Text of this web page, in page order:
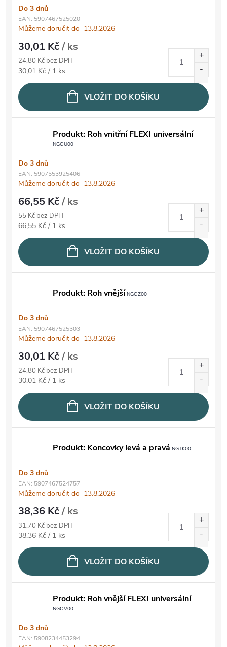
Do 3 dnů
EAN: 5907467525020
Můžeme doručit do 13.8.2026
30,01 Kč/ ks
24,80 Kč bez DPH
Měrná cena:
30,01 Kč / 1 ks
VLOŽIT DO KOŠÍKU
Produkt: Roh vnitřní FLEXI universální
NGOU00
Do 3 dnů
EAN: 5907553925406
Můžeme doručit do 13.8.2026
66,55 Kč/ ks
55 Kč bez DPH
Měrná cena:
66,55 Kč / 1 ks
VLOŽIT DO KOŠÍKU
Produkt: Roh vnější NGOZ00
Do 3 dnů
EAN: 5907467525303
Můžeme doručit do 13.8.2026
30,01 Kč/ ks
24,80 Kč bez DPH
Měrná cena:
30,01 Kč / 1 ks
VLOŽIT DO KOŠÍKU
Produkt: Koncovky levá a pravá NGTK00
Do 3 dnů
EAN: 5907467524757
Můžeme doručit do 13.8.2026
38,36 Kč/ ks
31,70 Kč bez DPH
Měrná cena:
38,36 Kč / 1 ks
VLOŽIT DO KOŠÍKU
Produkt: Roh vnější FLEXI universální
NGOV00
Do 3 dnů
EAN: 5908234453294